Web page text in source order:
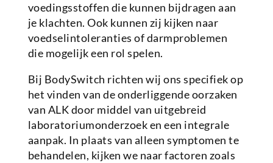
voedingsstoffen die kunnen bijdragen aan
je klachten. Ook kunnen zij kijken naar
voedselintoleranties of darmproblemen
die mogelijk een rol spelen.
Bij BodySwitch richten wij ons specifiek op
het vinden van de onderliggende oorzaken
van ALK door middel van uitgebreid
laboratoriumonderzoek en een integrale
aanpak. In plaats van alleen symptomen te
behandelen, kijken we naar factoren zoals